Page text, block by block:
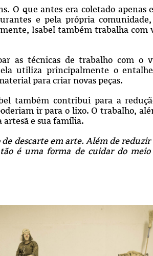
O que antes era coletado apenas
e pela própria
Isabel também trabalha com
as técnicas de trabalho com o
utiliza principalmente o
para criar novas peças.
também contribui para a
ir para o lixo. O trabalho,
e sua família.
descarte em arte. Além de reduzir
é uma forma de cuidar do meio